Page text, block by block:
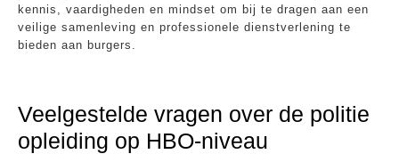
kennis, vaardigheden en mindset om bij te dragen aan een
veilige samenleving en professionele dienstverlening te
bieden aan burgers.
Veelgestelde vragen over de politie
opleiding op HBO-niveau